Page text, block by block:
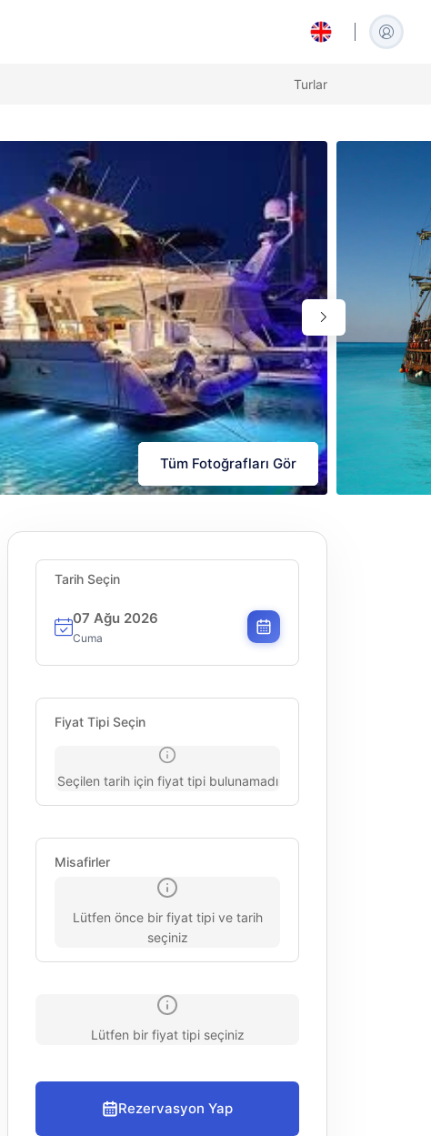
العربية
Arabic
Español
Spanish
Български
Bulgarian
Dansk
Danish
Turlar
Tüm Fotoğrafları Gör
Tüm Fotoğrafları Gör
Tüm Fotoğrafları Gör
Tarih Seçin
07 Ağu 2026
Cuma
Fiyat Tipi Seçin
Seçilen tarih için fiyat tipi bulunamadı
Misafirler
Lütfen önce bir fiyat tipi ve tarih
seçiniz
Lütfen bir fiyat tipi seçiniz
Rezervasyon Yap